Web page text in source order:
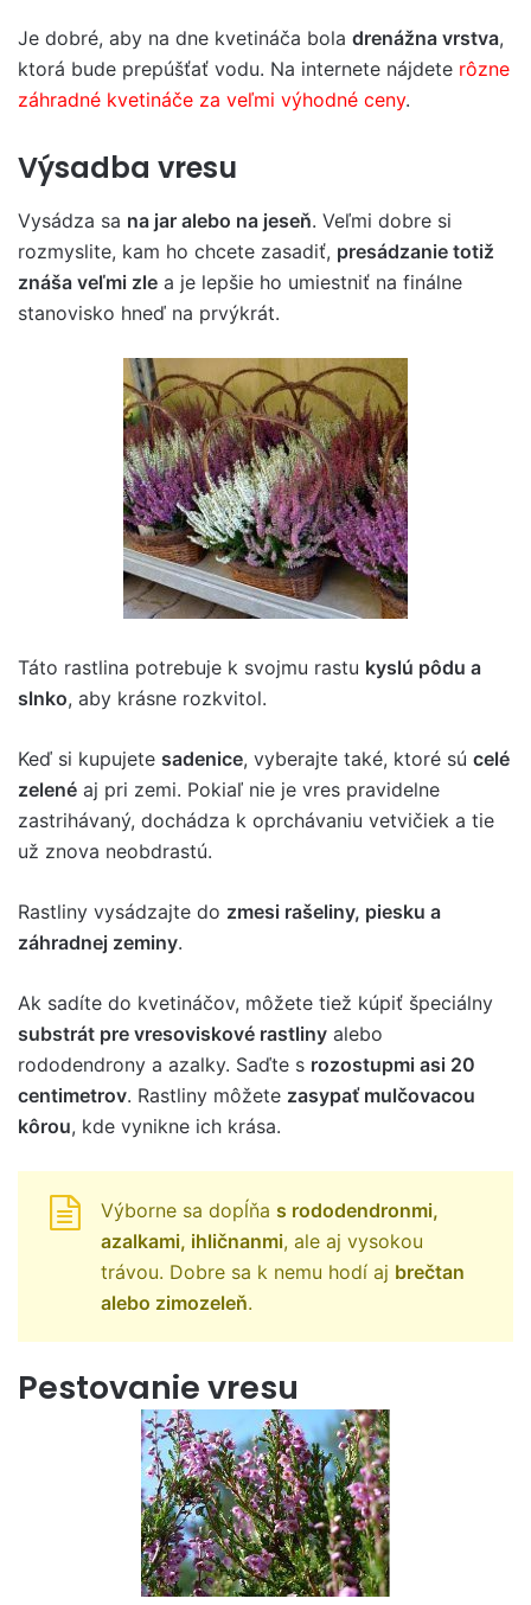
Je dobré, aby na dne kvetináča bola drenážna vrstva,
ktorá bude prepúšťať vodu. Na internete nájdete rôzne
záhradné kvetináče za veľmi výhodné ceny.
Výsadba vresu
Vysádza sa na jar alebo na jeseň. Veľmi dobre si
rozmyslite, kam ho chcete zasadiť, presádzanie totiž
znáša veľmi zle a je lepšie ho umiestniť na finálne
stanovisko hneď na prvýkrát.
Táto rastlina potrebuje k svojmu rastu kyslú pôdu a
slnko, aby krásne rozkvitol.
Keď si kupujete sadenice, vyberajte také, ktoré sú celé
zelené aj pri zemi. Pokiaľ nie je vres pravidelne
zastrihávaný, dochádza k oprchávaniu vetvičiek a tie
už znova neobdrastú.
Rastliny vysádzajte do zmesi rašeliny, piesku a
záhradnej zeminy.
Ak sadíte do kvetináčov, môžete tiež kúpiť špeciálny
substrát pre vresoviskové rastliny alebo
rododendrony a azalky. Saďte s rozostupmi asi 20
centimetrov. Rastliny môžete zasypať mulčovacou
kôrou, kde vynikne ich krása.
Výborne sa dopĺňa s rododendronmi,
azalkami, ihličnanmi, ale aj vysokou
trávou. Dobre sa k nemu hodí aj brečtan
alebo zimozeleň.
Pestovanie vresu